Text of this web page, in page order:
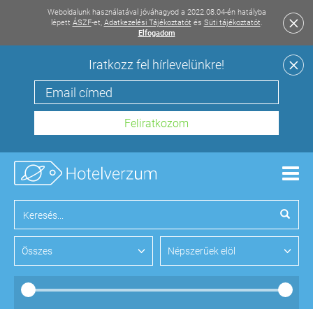
Weboldalunk használatával jóváhagyod a 2022.08.04-én hatályba
lépett ÁSZF-et, Adatkezelési Tájékoztatót és Süti tájékoztatót.
Elfogadom
Iratkozz fel hírlevelünkre!
Összes Népszerűek elöl